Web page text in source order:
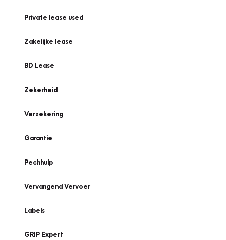
Private lease used
Zakelijke lease
BD Lease
Zekerheid
Verzekering
Garantie
Pechhulp
Vervangend Vervoer
Labels
GRIP Expert